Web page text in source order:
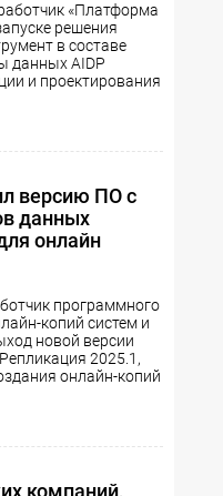
«Платформа
решения
в составе
данных AIDP
и проектирования
версию ПО с
данных
онлайн
программного
копий систем и
новой версии
2025.1,
онлайн-копий
компаний,